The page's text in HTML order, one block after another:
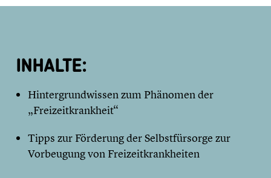
INHALTE:
Hintergrundwissen zum Phänomen der
„Freizeitkrankheit“
Tipps zur Förderung der Selbstfürsorge zur
Vorbeugung von Freizeitkrankheiten